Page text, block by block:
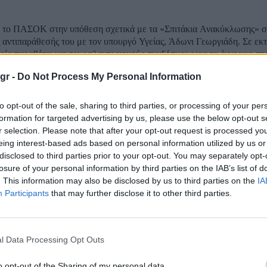
- Do Not Process My Personal Information
opt-out of the sale, sharing to third parties, or processing of your
for targeted advertising by us, please use the below opt-out
selection. Please note that after your opt-out request is processed
interest-based ads based on personal information utilized by us
to third parties prior to your opt-out. You may separately
of your personal information by third parties on the IAB’s list of
This information may also be disclosed by us to third parties on the
Participants that may further disclose it to other third parties.
Data Processing Opt Outs
το ΠΑΣΟΚ στην υπόθεση σχετικά με τα «Σπιτάκια Ανακύκλωσης»
αντιπαράθεσής του με τον υπουργό Υγείας, Άδωνι Γεωργιάδη. Σε
παραθέτει και τους ηλεκτρονικούς συνδέσμους για τα έγγραφα
τεράστια αποθέματα» – Απειλεί με
για ελλείψεις
διέψευσε μέσω ανάρτησής του στο Truth Social δημοσίευμα
σύμφωνα με το οποίο τα πυραυλικά αποθέματα του Πενταγώνου
Σε ανάρτησή του στην πλατφόρμα Truth Social, ο Τραμπ ανέφερε
αποθέματα...
«Ο Τραμπ θα μπορούσε να ασκήσει πίεση στη